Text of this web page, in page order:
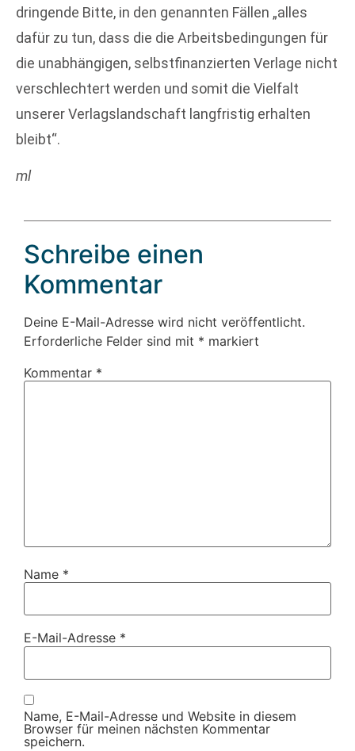
dringende Bitte, in den genannten Fällen „alles
dafür zu tun, dass die die Arbeitsbedingungen für
die unabhängigen, selbstfinanzierten Verlage nicht
verschlechtert werden und somit die Vielfalt
unserer Verlagslandschaft langfristig erhalten
bleibt“.
ml
Schreibe einen
Kommentar
Deine E-Mail-Adresse wird nicht veröffentlicht.
Erforderliche Felder sind mit * markiert
Kommentar *
Name *
E-Mail-Adresse *
Name, E-Mail-Adresse und Website in diesem
Browser für meinen nächsten Kommentar
speichern.